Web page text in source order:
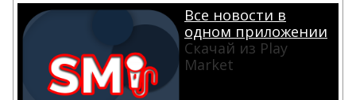
Все новости в
одном приложении
Скачай из Play
Market